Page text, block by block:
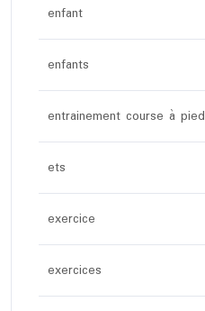
enfant
enfants
entrainement course à pied
ets
exercice
exercices